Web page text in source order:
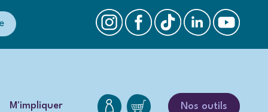
M'impliquer Nos outils